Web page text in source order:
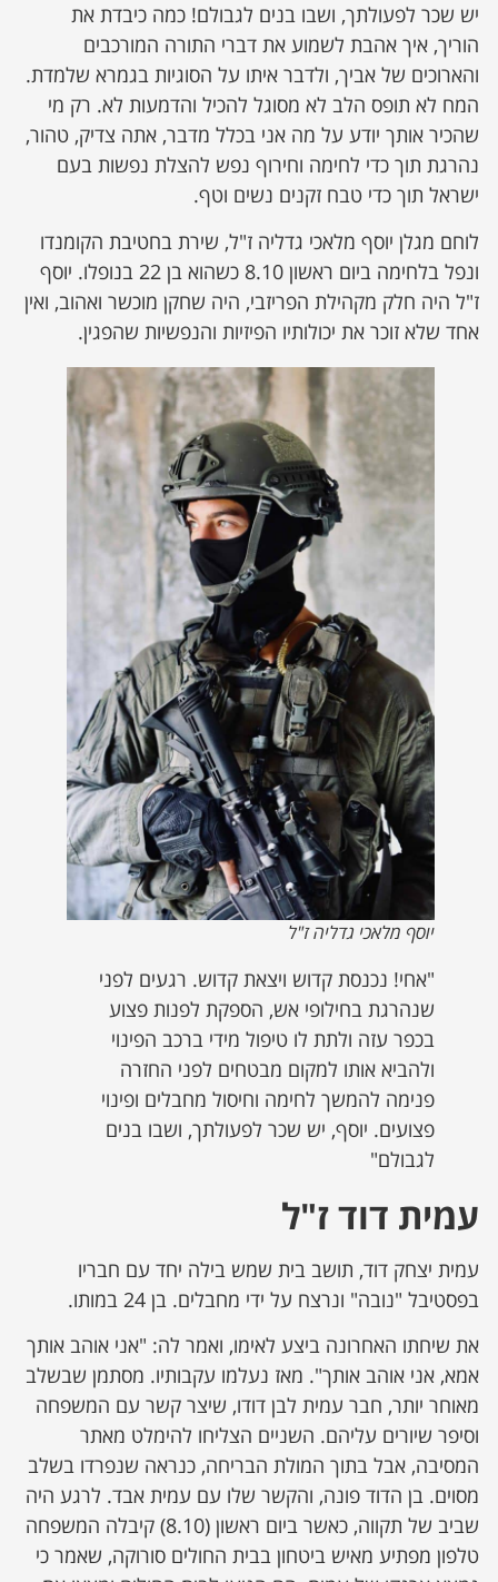
יש שכר לפעולתך, ושבו בנים לגבולם! כמה כיבדת את
הוריך, איך אהבת לשמוע את דברי התורה המורכבים
והארוכים של אביך, ולדבר איתו על הסוגיות בגמרא שלמדת.
המח לא תופס הלב לא מסוגל להכיל והדמעות לא. רק מי
שהכיר אותך יודע על מה אני בכלל מדבר, אתה צדיק, טהור,
נהרגת תוך כדי לחימה וחירוף נפש להצלת נפשות בעם
ישראל תוך כדי טבח זקנים נשים וטף.
לוחם מגלן יוסף מלאכי גדליה ז"ל, שירת בחטיבת הקומנדו
ונפל בלחימה ביום ראשון 8.10 כשהוא בן 22 בנופלו. יוסף
ז"ל היה חלק מקהילת הפריזבי, היה שחקן מוכשר ואהוב, ואין
אחד שלא זוכר את יכולותיו הפיזיות והנפשיות שהפגין.
יוסף מלאכי גדליה ז"ל
"אחי! נכנסת קדוש ויצאת קדוש. רגעים לפני
שנהרגת בחילופי אש, הספקת לפנות פצוע
בכפר עזה ולתת לו טיפול מידי ברכב הפינוי
ולהביא אותו למקום מבטחים לפני החזרה
פנימה להמשך לחימה וחיסול מחבלים ופינוי
פצועים. יוסף, יש שכר לפעולתך, ושבו בנים
לגבולם"
עמית דוד ז"ל
עמית יצחק דוד, תושב בית שמש בילה יחד עם חבריו
בפסטיבל "נובה" ונרצח על ידי מחבלים. בן 24 במותו.
את שיחתו האחרונה ביצע לאימו, ואמר לה: "אני אוהב אותך
אמא, אני אוהב אותך". מאז נעלמו עקבותיו. מסתמן שבשלב
מאוחר יותר, חבר עמית לבן דודו, שיצר קשר עם המשפחה
וסיפר שיורים עליהם. השניים הצליחו להימלט מאתר
המסיבה, אבל בתוך המולת הבריחה, כנראה שנפרדו בשלב
מסוים. בן הדוד פונה, והקשר שלו עם עמית אבד. לרגע היה
שביב של תקווה, כאשר ביום ראשון (8.10) קיבלה המשפחה
טלפון מפתיע מאיש ביטחון בבית החולים סורוקה, שאמר כי